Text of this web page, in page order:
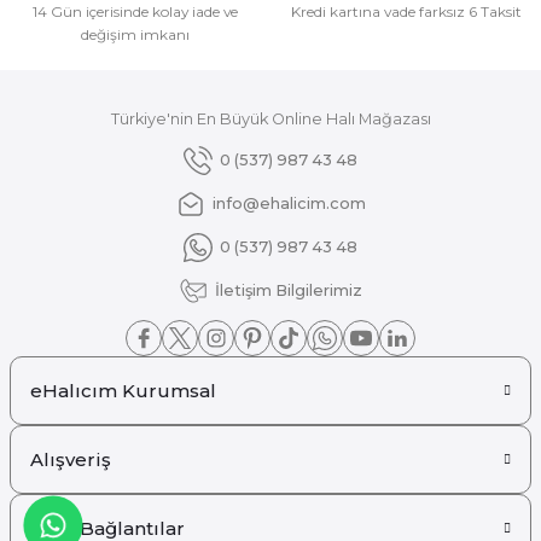
Gönder
14 Gün içerisinde kolay iade ve
değişim imkanı
Kredi kartına vade farksız 6 Taksit
Türkiye'nin En Büyük Online Halı Mağazası
0 (537) 987 43 48
info@ehalicim.com
0 (537) 987 43 48
İletişim Bilgilerimiz
eHalıcım Kurumsal
Alışveriş
Hızlı Bağlantılar